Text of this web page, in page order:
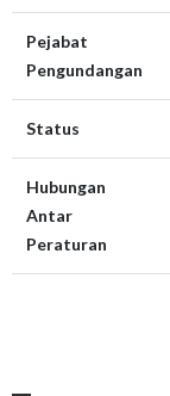
Pejabat
Pengundangan
Status
Hubungan
Antar
Peraturan